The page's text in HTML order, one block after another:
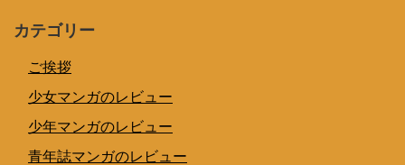
カテゴリー
ご挨拶
少女マンガのレビュー
少年マンガのレビュー
青年誌マンガのレビュー